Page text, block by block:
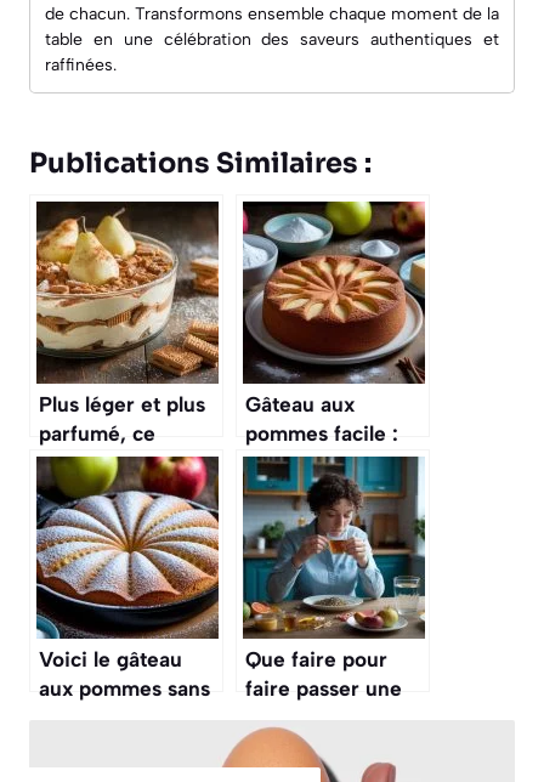
de chacun. Transformons ensemble chaque moment de la
table en une célébration des saveurs authentiques et
raffinées.
Publications Similaires :
Plus léger et plus
parfumé, ce
tiramisu aux
poires et
spéculoos va vous
faire oublier la
version classique
au café
Gâteau aux
pommes facile :
recette rapide et
savoureuse
Voici le gâteau
aux pommes sans
Que faire pour
faire passer une
cuite rapidement